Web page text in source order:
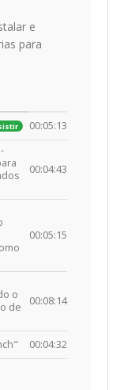
e
para
00:05:13
00:04:43
00:05:15
o
de
00:08:14
00:04:32